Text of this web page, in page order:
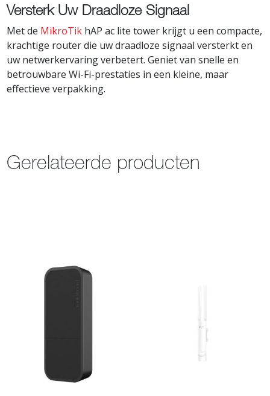
Versterk Uw Draadloze Signaal
Met de MikroTik hAP ac lite tower krijgt u een compacte,
krachtige router die uw draadloze signaal versterkt en
uw netwerkervaring verbetert. Geniet van snelle en
betrouwbare Wi-Fi-prestaties in een kleine, maar
effectieve verpakking.
Gerelateerde producten